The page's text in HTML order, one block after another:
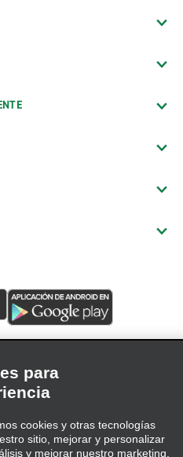
para
cookies y otras tecnologías
sitio, mejorar y personalizar
y mejorar nuestro marketing.